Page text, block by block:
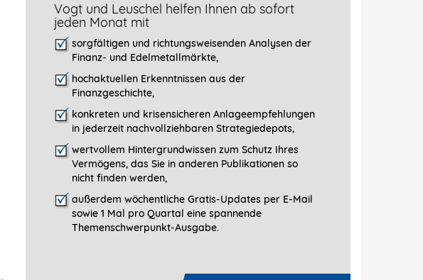
Vogt und Leuschel helfen Ihnen ab sofort
jeden Monat mit
sorgfältigen und richtungsweisenden Analysen der
Finanz- und Edelmetallmärkte,
hochaktuellen Erkenntnissen aus der
Finanzgeschichte,
konkreten und krisensicheren Anlageempfehlungen
in jederzeit nachvollziehbaren Strategiedepots,
wertvollem Hintergrundwissen zum Schutz Ihres
Vermögens, das Sie in anderen Publikationen so
nicht finden werden,
außerdem wöchentliche Gratis-Updates per E-Mail
sowie 1 Mal pro Quartal eine spannende
Themenschwerpunkt-­Ausgabe.